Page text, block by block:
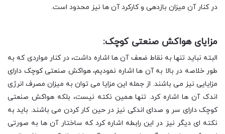
در کنار آن میزان بازدهی و کارکرد آن ها نیز محدود است.
مزایای هواکش صنعتی کوچک:
البته نباید تنها به نقاط ضعف آن ها اشاره داشت، در کنار مواردی که به
طور خلاصه در بالا به آن ها اشاره نمودیم، هواکش صنعتی کوچک دارای
مزایایی نیز می باشند. از جمله این مزایا می توان به میزان مصرف انرژی
اندک آن ها اشاره کرد. تنها همین نکته نیست، بلکه هواکش صنعتی
کوچک دارای سر و صدای اندکی نیز در حین کار کردن می باشند. باید به
نکته ای دیگر نیز در این رابطه اشاره کرد که ساختار آن ها به صورتی